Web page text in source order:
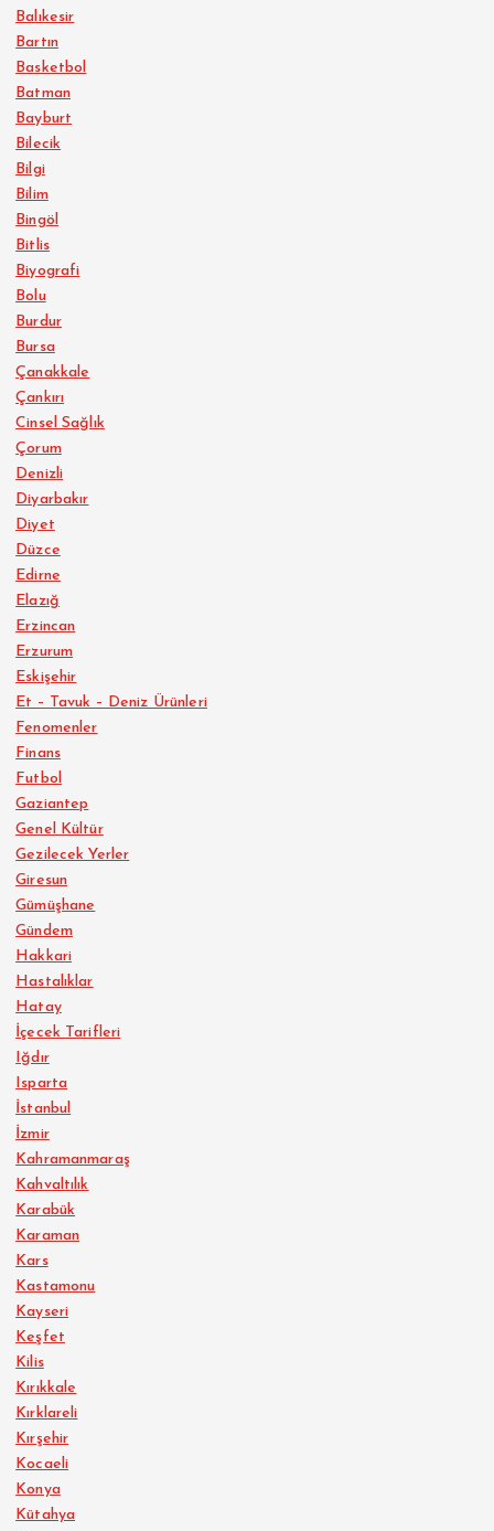
Balıkesir
Bartın
Basketbol
Batman
Bayburt
Bilecik
Bilgi
Bilim
Bingöl
Bitlis
Biyografi
Bolu
Burdur
Bursa
Çanakkale
Çankırı
Cinsel Sağlık
Çorum
Denizli
Diyarbakır
Diyet
Düzce
Edirne
Elazığ
Erzincan
Erzurum
Eskişehir
Et – Tavuk – Deniz Ürünleri
Fenomenler
Finans
Futbol
Gaziantep
Genel Kültür
Gezilecek Yerler
Giresun
Gümüşhane
Gündem
Hakkari
Hastalıklar
Hatay
İçecek Tarifleri
Iğdır
Isparta
İstanbul
İzmir
Kahramanmaraş
Kahvaltılık
Karabük
Karaman
Kars
Kastamonu
Kayseri
Keşfet
Kilis
Kırıkkale
Kırklareli
Kırşehir
Kocaeli
Konya
Kütahya